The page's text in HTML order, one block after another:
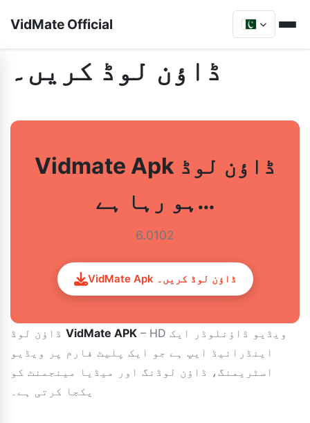
VidMate Official
ڈاؤن لوڈ کریں۔
Vidmate Apk ڈاؤن لوڈ
ہو رہا ہے…
6.0102
VidMate Apk ڈاؤن لوڈ کریں۔
VidMate APK – HD ویڈیو ڈاؤنلوڈر ایک
اینڈرائیڈ ایپ ہے جو ایک پلیٹ فارم پر ویڈیو
اسٹریمنگ، ڈاؤن لوڈنگ اور میڈیا مینجمنٹ کو
یکجا کرتی ہے۔